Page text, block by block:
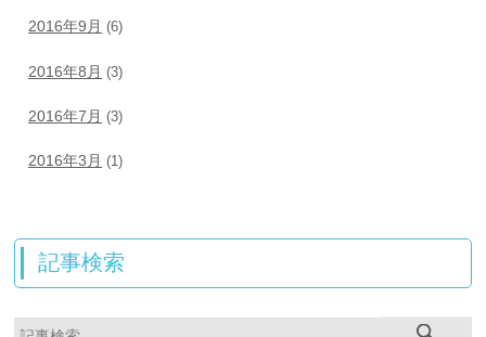
2016年9月 (6)
2016年8月 (3)
2016年7月 (3)
2016年3月 (1)
記事検索